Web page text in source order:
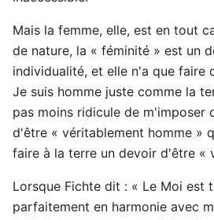
Mais la femme, elle, est en tout
de nature, la « féminité » est un
individualité, et elle n'a que faire
Je suis homme juste comme la
pas moins ridicule de m'imposer
d'être « véritablement homme »
faire à la terre un devoir d'être «
Lorsque Fichte dit : « Le Moi est
parfaitement en harmonie avec